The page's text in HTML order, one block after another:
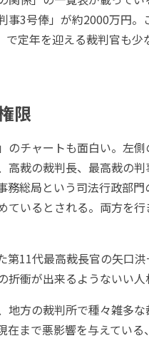
事3号俸」が約2000万円
定年を迎える裁判官も
限
チャートも面白い。左
高裁の裁判長、最高裁の
務総局という司法行政部
ているとされる。両方を
11代最高裁長官の矢口
折衝が出来るようないい
方の裁判所で種々雑多
まで悪影響を与えている